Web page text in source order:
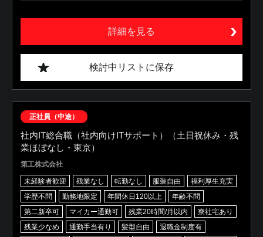
詳細を見る
検討中リストに保存
正社員（中途）
社内IT総合職（社内向けITサポート）（土日祝休み・残
業ほぼなし・東京）
第工株式会社
未経験者歓迎 残業なし 転勤なし 服装自由
福利厚生充実
学歴不問
勤務地限定 年間休日120以上
年齢不問
第二新卒可
マイカー通勤可 残業20時間/月以内
寮社宅あり
残業少なめ
通勤手当有り 髪型自由
退職金制度有